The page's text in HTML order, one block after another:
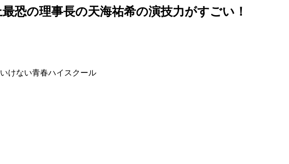
恐の理事長の天海祐希の演技力がすごい！